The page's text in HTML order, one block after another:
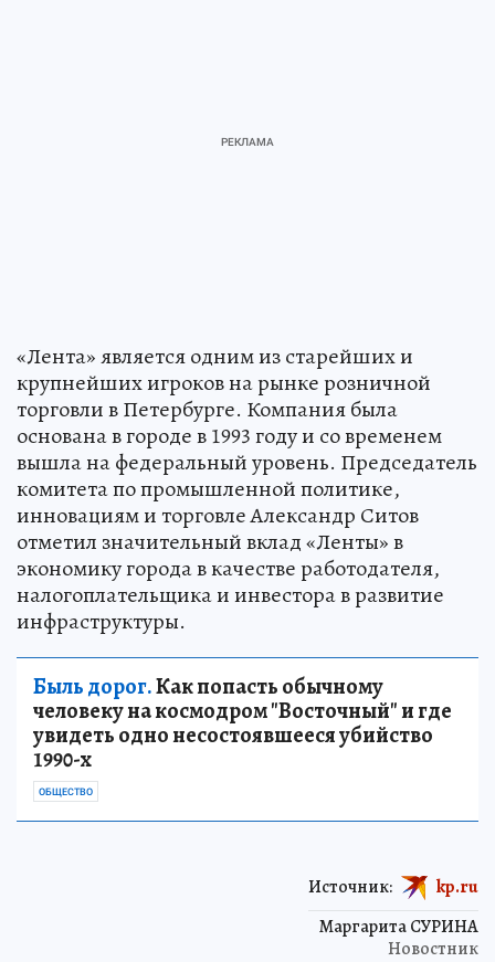
«Лента» является одним из старейших и
крупнейших игроков на рынке розничной
торговли в Петербурге. Компания была
основана в городе в 1993 году и со временем
вышла на федеральный уровень. Председатель
комитета по промышленной политике,
инновациям и торговле Александр Ситов
отметил значительный вклад «Ленты» в
экономику города в качестве работодателя,
налогоплательщика и инвестора в развитие
инфраструктуры.
Быль дорог.Как попасть обычному
человеку на космодром "Восточный" и где
увидеть одно несостоявшееся убийство
1990-х
ОБЩЕСТВО
Маргарита СУРИНА
Новостник
Источник: kp.ru